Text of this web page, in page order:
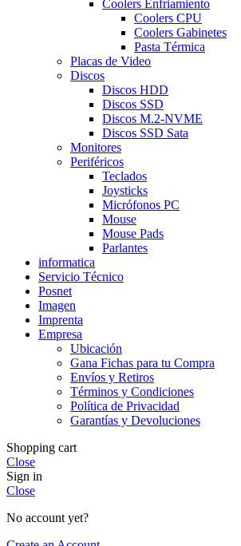
Coolers Enfriamiento
Coolers CPU
Coolers Gabinetes
Pasta Térmica
Placas de Video
Discos
Discos HDD
Discos SSD
Discos M.2-NVME
Discos SSD Sata
Monitores
Periféricos
Teclados
Joysticks
Micrófonos PC
Mouse
Mouse Pads
Parlantes
informatica
Servicio Técnico
Posnet
Imagen
Imprenta
Empresa
Ubicación
Gana Fichas para tu Compra
Envíos y Retiros
Términos y Condiciones
Política de Privacidad
Garantías y Devoluciones
Shopping cart
Close
Sign in
Close
No account yet?